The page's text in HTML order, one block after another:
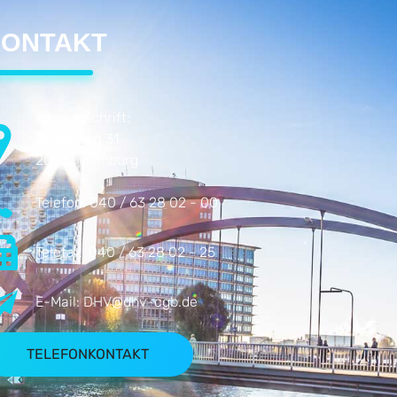
Hausanschrift:
20537 Hamburg
Telefon:040 / 63 28 02 - 00
Telefax: 040 / 63 28 02 - 25
E-Mail:DHV@dhv-cgb.de
TELEFONKONTAKT